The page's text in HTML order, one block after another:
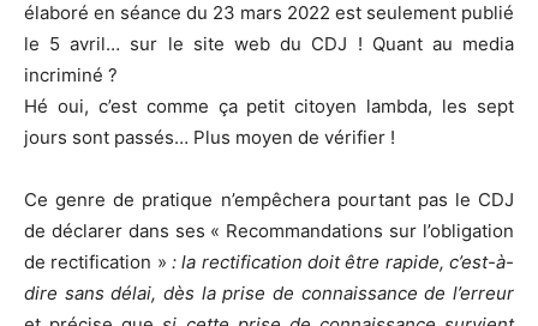
élaboré en séance du 23 mars 2022 est seulement publié
le 5 avril… sur le site web du CDJ ! Quant au media
incriminé ?
Hé oui, c’est comme ça petit citoyen lambda, les sept
jours sont passés… Plus moyen de vérifier !
Ce genre de pratique n’empêchera pourtant pas le CDJ
de déclarer dans ses « Recommandations sur l’obligation
de rectification » : la rectification doit être rapide, c’est-à-
dire sans délai, dès la prise de connaissance de l’erreur